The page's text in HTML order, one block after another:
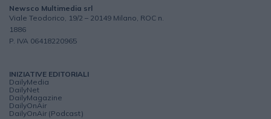
Newsco Multimedia srl
Viale Teodorico, 19/2 – 20149 Milano, ROC n.
1886
P. IVA 06418220965
INIZIATIVE EDITORIALI
DailyMedia
DailyNet
DailyMagazine
DailyOnAir
DailyOnAir (Podcast)